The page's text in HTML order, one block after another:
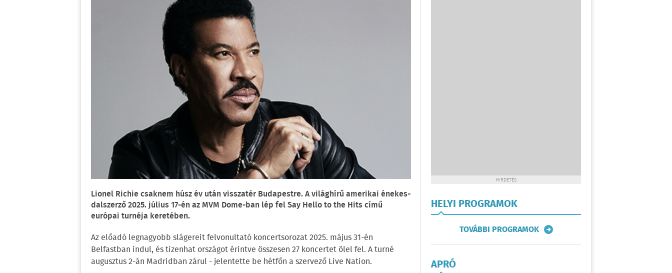
Lionel Richie csaknem húsz év után visszatér Budapestre. A világhírű amerikai énekes-
dalszerző 2025. július 17-én az MVM Dome-ban lép fel Say Hello to the Hits című
európai turnéja keretében.
Az előadó legnagyobb slágereit felvonultató koncertsorozat 2025. május 31-én
Belfastban indul, és tizenhat országot érintve összesen 27 koncertet ölel fel. A turné
augusztus 2-án Madridban zárul - jelentette be hétfőn a szervező Live Nation.
HIRDETÉS
HELYI PROGRAMOK
TOVÁBBI PROGRAMOK
APRÓ